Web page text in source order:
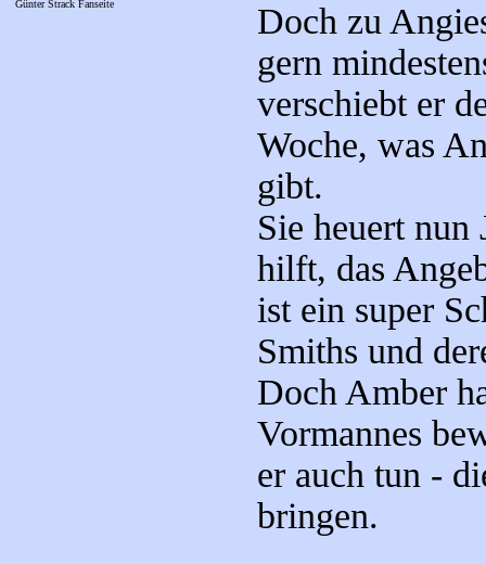
Günter Strack Fanseite
Doch zu
gern
verschiebt er
Woche, was
gibt.
Sie heuert
hilft, das
ist ein super
Smiths und
Doch Amber
Vormannes
er auch tun -
bringen.